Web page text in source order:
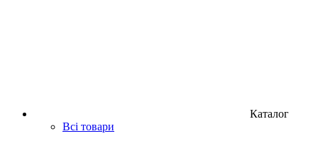
Каталог
Всі товари